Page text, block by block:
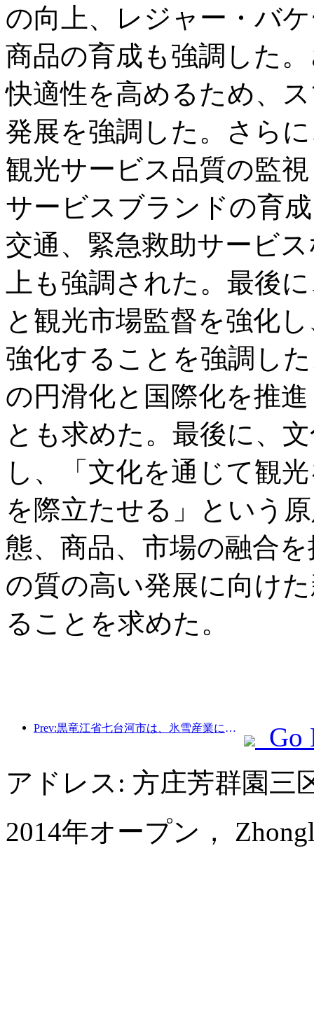
の向上、レジャー・バ
商品の育成も強調した
快適性を高めるため、
発展を強調した。さら
観光サービス品質の監
サービスブランドの育
交通、緊急救助サービ
上も強調された。最後
と観光市場監督を強化
強化することを強調し
の円滑化と国際化を推
とも求めた。最後に、
し、「文化を通じて観
を際立たせる」という
態、商品、市場の融合
の質の高い発展に向け
ることを求めた。
Prev:黒竜江省七台河市は、氷雪産業に関する全国初の条例を公布し、AIと氷雪スポーツの融合を奨励した。
Go
アドレス: 方庄芳群園三
2014年オープン，